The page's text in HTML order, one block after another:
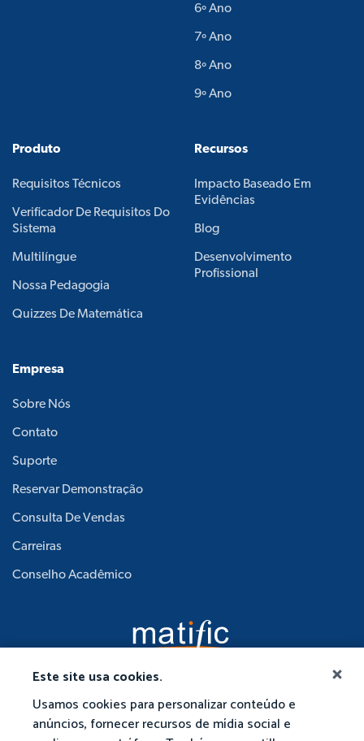
Este site usa cookies.
Usamos cookies para personalizar conteúdo e
anúncios, fornecer recursos de mídia social e
6º Ano
7º Ano
8º Ano
9º Ano
Produto
Requisitos Técnicos
Verificador De Requisitos Do
Sistema
Multilíngue
Nossa Pedagogia
Quizzes De Matemática
Recursos
Impacto Baseado Em
Evidências
Blog
Desenvolvimento
Profissional
Empresa
Sobre Nós
Contato
Suporte
Reservar Demonstração
Consulta De Vendas
Carreiras
Conselho Acadêmico